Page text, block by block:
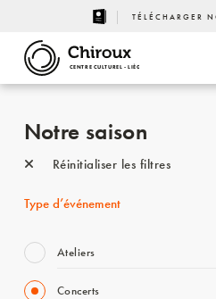
TÉLÉCHARGER
CENTRE CULTUREL - LIÈGE
Notre saison
Réinitialiser les filtres
Type d’événement
Ateliers
Concerts